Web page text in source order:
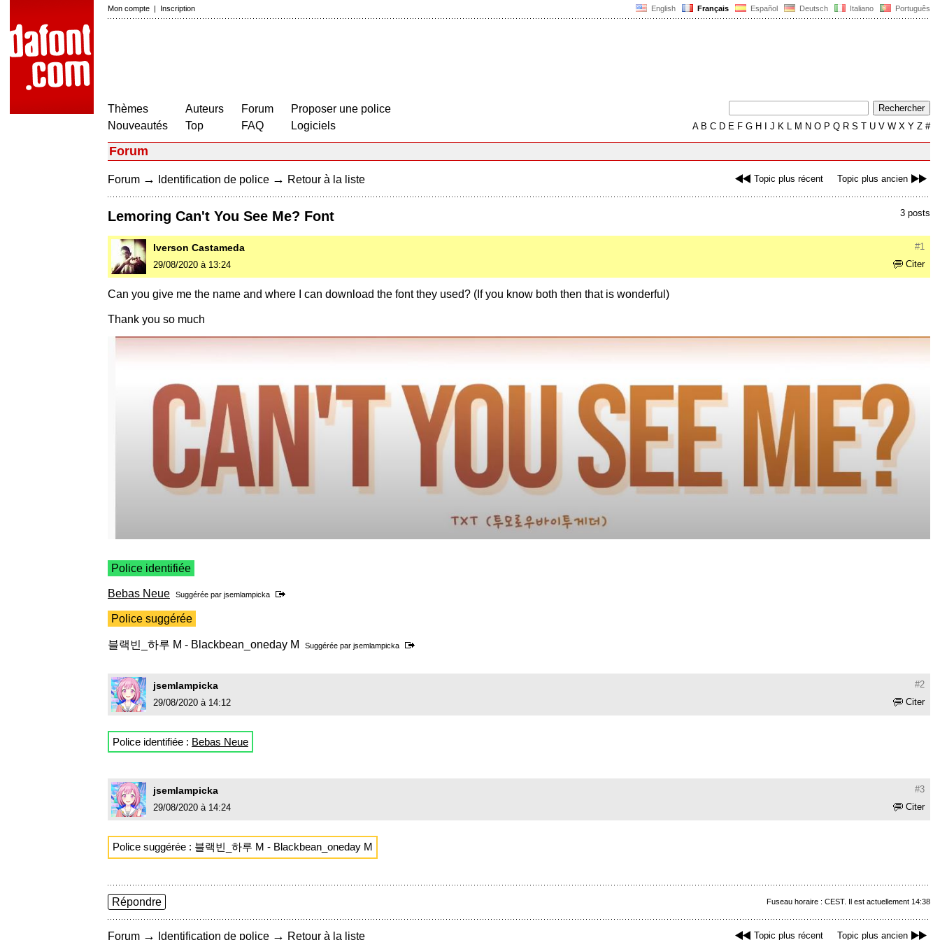
English Français Español Deutsch Italiano Português
Mon compte | Inscription
Thèmes
Nouveautés
Auteurs
Top
Forum
FAQ
Proposer une police
Logiciels
AB C D E F G H J K L M N O P Q R S T U V W X Y Z #
Forum
Topic plus récent Topic plus ancien
Forum → Identification de police → Retour à la liste
3 posts
Lemoring Can't You See Me? Font
#1
Iverson Castameda
Citer
29/08/2020 à 13:24
Can you give me the name and where I can download the font they used? (If you know both then that is wonderful)
Thank you so much
Police identifiée
Bebas Neue Suggérée par jsemlampicka
Police suggérée
블랙빈_하루 M - Blackbean_oneday M Suggérée par jsemlampicka
#2
jsemlampicka
Citer
29/08/2020 à 14:12
Police identifiée : Bebas Neue
#3
jsemlampicka
Citer
29/08/2020 à 14:24
Police suggérée : 블랙빈_하루 M - Blackbean_oneday M
Fuseau horaire : CEST. Il est actuellement 14:38
Répondre
Topic plus récent Topic plus ancien
Forum → Identification de police → Retour à la liste